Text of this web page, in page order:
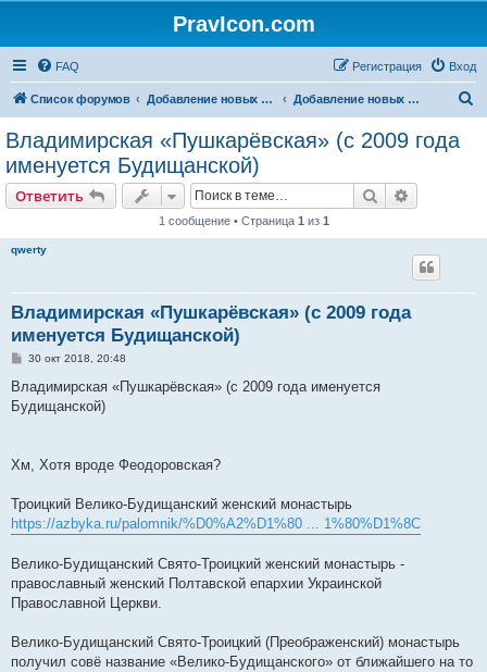
PravIcon.com
FAQ Вход
Регистрация
Список форумов Добавление новых икон/святых на сайт (архив) Добавление новых икон Богородицы на сайт
Владимирская «Пушкарёвская» (с 2009 года
именуется Будищанской)
Ответить Поиск
1 сообщение • Страница 1 из 1
qwerty
Владимирская «Пушкарёвская» (с 2009 года
именуется Будищанской)
С
о
щ
е
30 окт 2018, 20:48
Владимирская «Пушкарёвская» (с 2009 года именуется
Будищанской)
Хм, Хотя вроде Феодоровская?
Троицкий Велико-Будищанский женский монастырь
https://azbyka.ru/palomnik/%D0%A2%D1%80 ... 1%80%D1%8C
Велико-Будищанский Свято-Троицкий женский монастырь -
православный женский Полтавской епархии Украинской
Православной Церкви.
Велико-Будищанский Свято-Троицкий (Преображенский) монастырь
получил совё название «Велико-Будищанского» от ближайшего на то